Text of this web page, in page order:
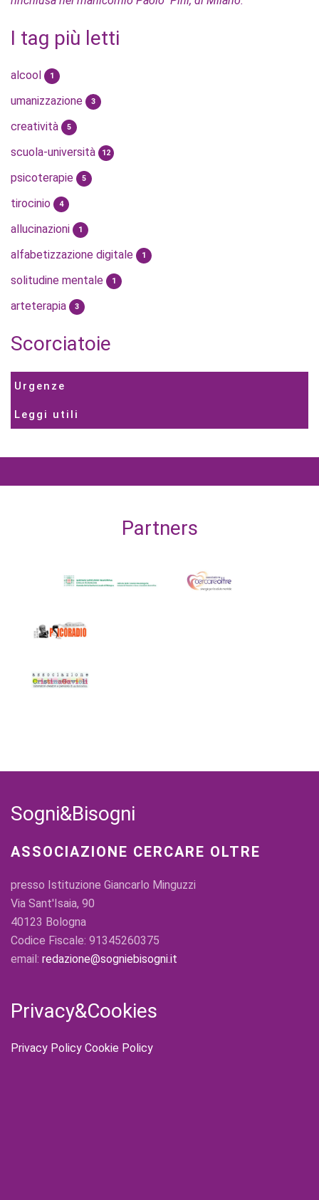
I tag più letti
alcool 1
umanizzazione 3
creatività 5
scuola-università 12
psicoterapie 5
tirocinio 4
allucinazioni 1
alfabetizzazione digitale 1
solitudine mentale 1
arteterapia 3
Scorciatoie
Urgenze
Leggi utili
Partners
Sogni&Bisogni
ASSOCIAZIONE CERCARE OLTRE
presso Istituzione Giancarlo Minguzzi
Via Sant'Isaia, 90
40123 Bologna
Codice Fiscale: 91345260375
email: redazione@sogniebisogni.it
Privacy&Cookies
Privacy Policy Cookie Policy